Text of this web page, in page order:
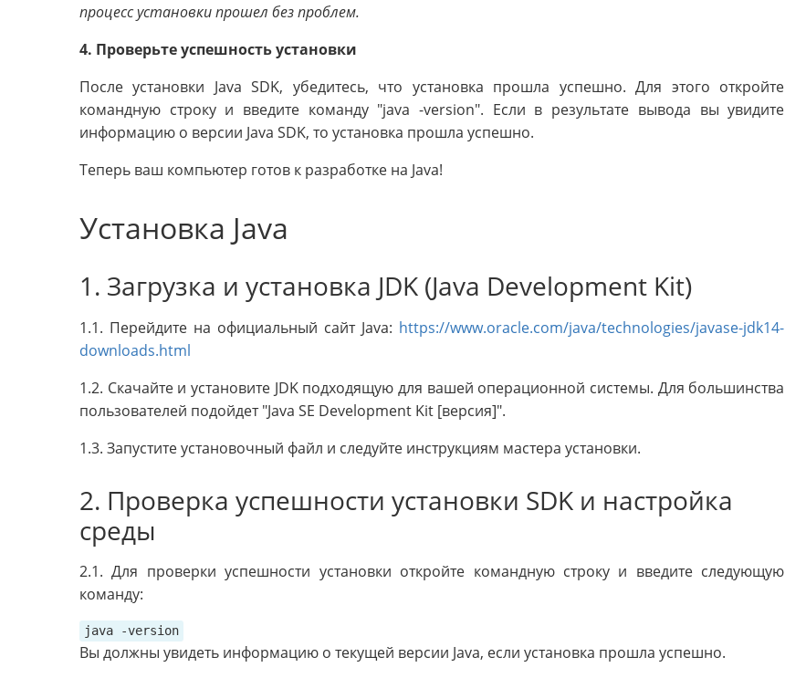
процесс установки прошел без проблем.
4. Проверьте успешность установки
После установки Java SDK, убедитесь, что установка прошла успешно. Для этого откройте
командную строку и введите команду "java -version". Если в результате вывода вы увидите
информацию о версии Java SDK, то установка прошла успешно.
Теперь ваш компьютер готов к разработке на Java!
Установка Java
1. Загрузка и установка JDK (Java Development Kit)
1.1. Перейдите на официальный сайт Java: https://www.oracle.com/java/technologies/javase-jdk14-
downloads.html
1.2. Скачайте и установите JDK подходящую для вашей операционной системы. Для большинства
пользователей подойдет "Java SE Development Kit [версия]".
1.3. Запустите установочный файл и следуйте инструкциям мастера установки.
2. Проверка успешности установки SDK и настройка
среды
2.1. Для проверки успешности установки откройте командную строку и введите следующую
команду:
java -version
Вы должны увидеть информацию о текущей версии Java, если установка прошла успешно.